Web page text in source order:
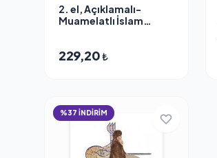
2. el, Açıklamalı-
Muamelatlı İslam
1988 baskı
229,20₺
%37 İNDİRİM